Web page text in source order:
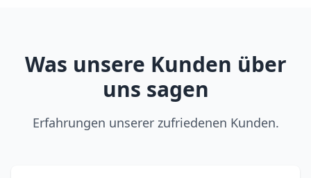
Was unsere Kunden über
uns sagen
Erfahrungen unserer zufriedenen Kunden.